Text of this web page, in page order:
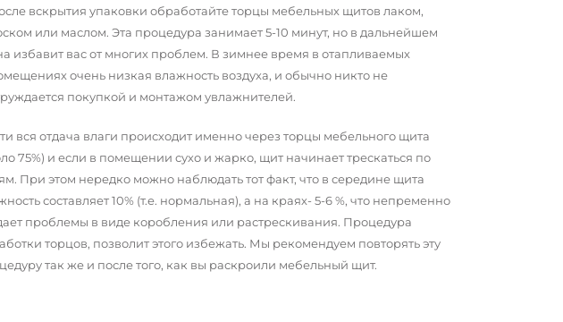
вскрытия упаковки обработайте торцы мебельных щитов лаком,
или маслом. Эта процедура занимает 5-10 минут, но в дальнейшем
избавит вас от многих проблем. В зимнее время в отапливаемых
очень низкая влажность воздуха, и обычно никто не
покупкой и монтажом увлажнителей.
вся отдача влаги происходит именно через торцы мебельного щита
75%) и если в помещении сухо и жарко, щит начинает трескаться по
При этом нередко можно наблюдать тот факт, что в середине щита
составляет 10% (т.е. нормальная), а на краях- 5-6 %, что непременно
проблемы в виде коробления или растрескивания. Процедура
торцов, позволит этого избежать. Мы рекомендуем повторять эту
так же и после того, как вы раскроили мебельный щит.